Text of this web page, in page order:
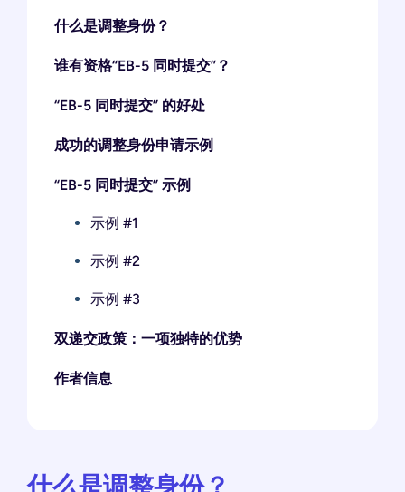
什么是调整身份？
谁有资格“EB-5 同时提交”？
“EB-5 同时提交” 的好处
成功的调整身份申请示例
“EB-5 同时提交” 示例
示例 #1
示例 #2
示例 #3
双递交政策：一项独特的优势
作者信息
什么是调整身份？